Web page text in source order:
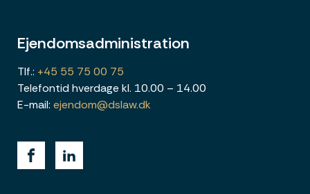
Ejendomsadministration
Tlf.: +45 55 75 00 75
Telefontid hverdage kl. 10.00 – 14.00
E-mail: ejendom@dslaw.dk